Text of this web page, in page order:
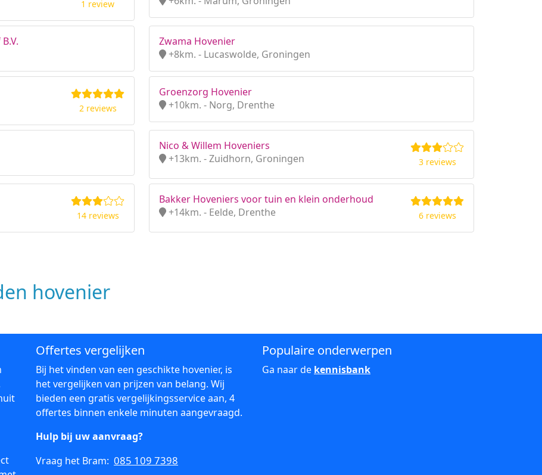
1 review
Zwama Hovenier
+8km. - Lucaswolde, Groningen
2 reviews
Groenzorg Hovenier
+10km. - Norg, Drenthe
Nico & Willem Hoveniers
+13km. - Zuidhorn, Groningen
3 reviews
14 reviews
Bakker Hoveniers voor tuin en klein onderhoud
+14km. - Eelde, Drenthe
6 reviews
hovenier
Offertes vergelijken
Bij het vinden van een geschikte hovenier, is
het vergelijken van prijzen van belang. Wij
bieden een gratis vergelijkingsservice aan, 4
offertes binnen enkele minuten aangevraagd.
Hulp bij uw aanvraag?
Vraag het Bram: 085 109 7398
Populaire onderwerpen
Ga naar de kennisbank